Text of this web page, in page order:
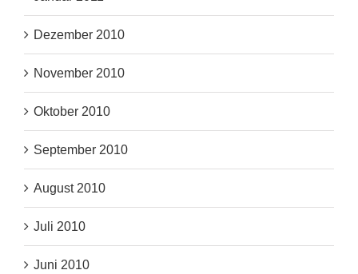
Dezember 2010
November 2010
Oktober 2010
September 2010
August 2010
Juli 2010
Juni 2010